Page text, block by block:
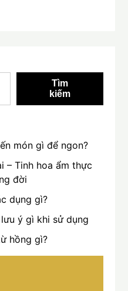
Tìm
kiếm
món gì để ngon?
– Tinh hoa ẩm thực
đời
dụng gì?
ý gì khi sử dụng
hồng gì?